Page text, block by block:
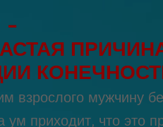
-
взрослого мужчину
ум приходит, что это